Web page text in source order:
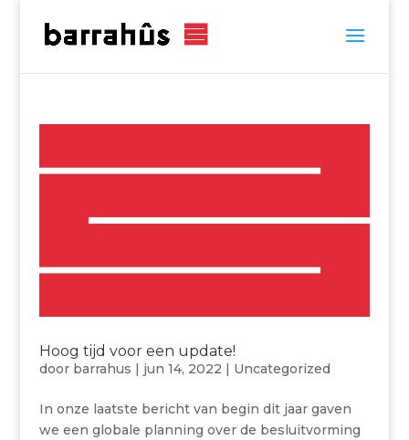
Hoog tijd voor een update!
door barrahus jun 14, 2022 Uncategorized
In onze laatste bericht van begin dit jaar gaven
we een globale planning over de besluitvorming